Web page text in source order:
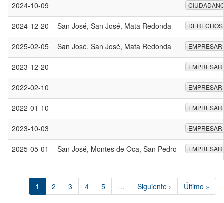
2024-10-09
2024-12-20 San José, San José, Mata Redonda
2025-02-05 San José, San José, Mata Redonda
2023-12-20
2022-02-10
2022-01-10
2023-10-03
2025-05-01 San José, Montes de Oca, San Pedro
1 2 3 4 5 … Siguiente › Último »